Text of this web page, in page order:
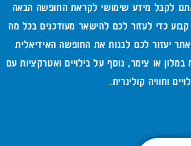
לקבל מידע שימושי לקראת החופשה הבאה
כדי לעזור לכם להישאר מעודכנים בכל מה
יעזור לכם לבנות את החופשה האידיאלית
במלון או צימר, נוסף על בילויים ואטרקציות עם
וחוויה קולינרית.